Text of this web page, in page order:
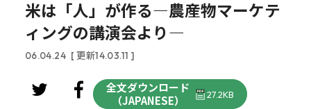
米は「人」が作る―農産物マーケテ
ィングの講演会より―
06.04.24 [ 更新14.03.11 ]
全文ダウンロード
（JAPANESE）
27.2KB